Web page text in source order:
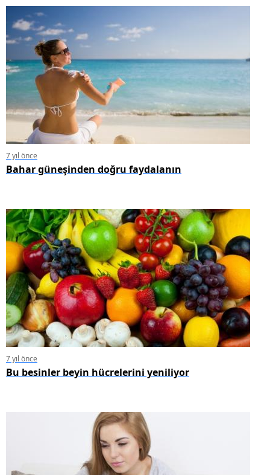
7 yıl önce
Bahar güneşinden doğru faydalanın
7 yıl önce
Bu besinler beyin hücrelerini yeniliyor